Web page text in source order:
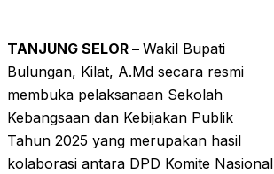
TANJUNG SELOR – Wakil Bupati
Bulungan, Kilat, A.Md secara resmi
membuka pelaksanaan Sekolah
Kebangsaan dan Kebijakan Publik
Tahun 2025 yang merupakan hasil
kolaborasi antara DPD Komite Nasional